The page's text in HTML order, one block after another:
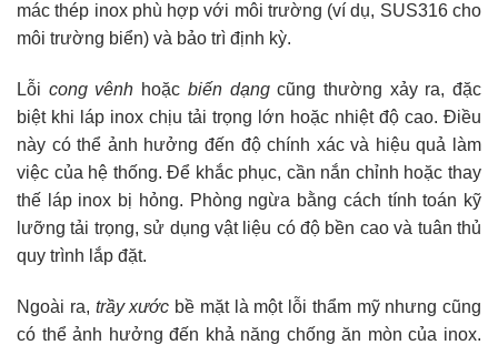
mác thép inox phù hợp với môi trường (ví dụ, SUS316 cho
môi trường biển) và bảo trì định kỳ.
Lỗi cong vênh hoặc biến dạngcũng thường xảy ra, đặc
biệt khi láp inox chịu tải trọng lớn hoặc nhiệt độ cao. Điều
này có thể ảnh hưởng đến độ chính xác và hiệu quả làm
việc của hệ thống. Để khắc phục, cần nắn chỉnh hoặc thay
thế láp inox bị hỏng. Phòng ngừa bằng cách tính toán kỹ
lưỡng tải trọng, sử dụng vật liệu có độ bền cao và tuân thủ
quy trình lắp đặt.
Ngoài ra, trầy xước bề mặt là một lỗi thẩm mỹ nhưng cũng
có thể ảnh hưởng đến khả năng chống ăn mòn của inox.